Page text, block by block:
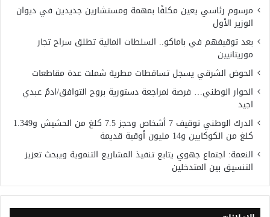
مرسوم رئاسي يعين مكلفًا بمهمة ومستشارين جديدين في ديوان
الوزير الأول
بعد توقيفهم في باماكو.. السلطات المالية تطلق سراح تجار
موريتانيين
الحوض الشرقي يسجل تساقطات مطرية شملت عدة مقاطعات
الحوار الوطني… فرصة لمراجعة دستورية بروح التوافق/ادمُ عبدي
اجيد
الدرك الوطني توقيف 7 أشخاص وحجز 7.5 كلغ من الحشيش و1.349
كلغ من الكوكايين و14 مليون أوقية قديمة
النعمة: اجتماع جهوي يتابع تنفيذ المشاريع التنموية ويبحث تعزيز
التنسيق بين المتدخلين